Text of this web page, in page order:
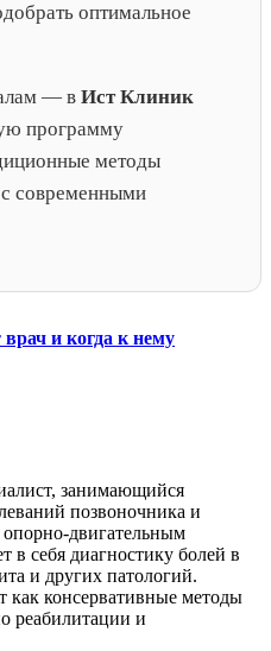
оптимальное
— в Ист Клиник
программу
методы
современными
и когда к нему
занимающийся
позвоночника и
двигательным
в себя диагностику болей в
и других патологий.
как консервативные методы
реабилитации и